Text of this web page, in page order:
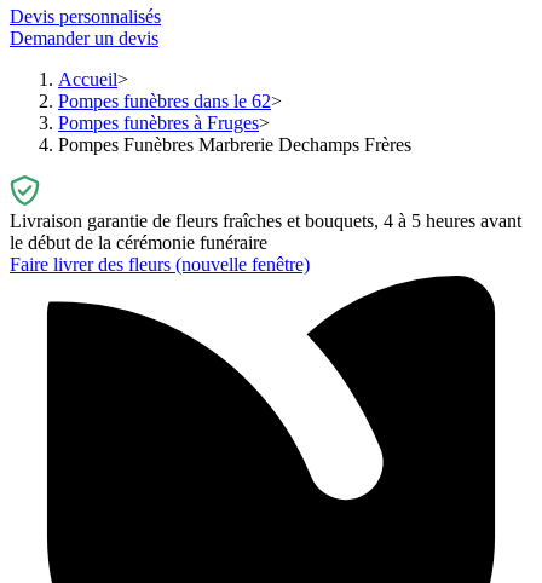
Devis personnalisés
Demander un devis
Accueil
Pompes funèbres dans le 62
Pompes funèbres à Fruges
Pompes Funèbres Marbrerie Dechamps Frères
Livraison garantie de fleurs fraîches et bouquets, 4 à 5 heures avant
le début de la cérémonie funéraire
Faire livrer des fleurs (nouvelle fenêtre)